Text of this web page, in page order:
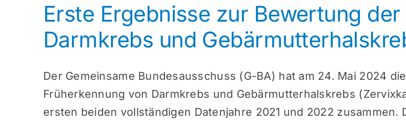
Erste Ergebnisse zur Bewertung
Darmkrebs und
Der Gemeinsame Bundesausschuss (G-BA) hat am 24. Mai 2024
Früherkennung von Darmkrebs und Gebärmutterhalskrebs
ersten beiden vollständigen Datenjahre 2021 und 2022